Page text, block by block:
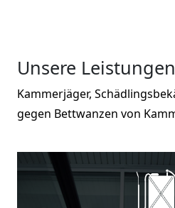
Unsere Leistungen
Kammerjäger,
gegen Bettwanzen von